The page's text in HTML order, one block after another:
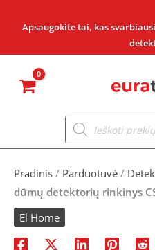
Apsaugokite tai, kas
Products
search
Pradinis / Parduotuvė /
dūmų detektorių rinkinys
El Home